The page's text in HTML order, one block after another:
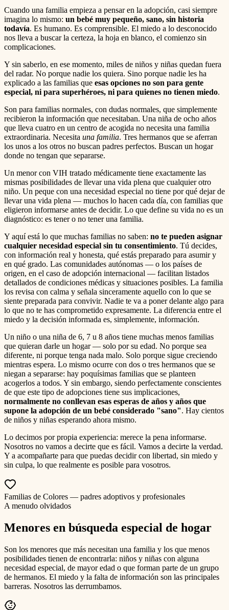
Cuando una familia empieza a pensar en la adopción, casi siempre
imagina lo mismo: un bebé muy pequeño, sano, sin historia
todavía. Es humano. Es comprensible. El miedo a lo desconocido
nos lleva a buscar la certeza, la hoja en blanco, el comienzo sin
complicaciones.
Y sin saberlo, en ese momento, miles de niños y niñas quedan fuera
del radar. No porque nadie los quiera. Sino porque nadie les ha
explicado a las familias que esas opciones no son para gente
especial, ni para superhéroes, ni para quienes no tienen miedo.
Son para familias normales, con dudas normales, que simplemente
recibieron la información que necesitaban. Una niña de ocho años
que lleva cuatro en un centro de acogida no necesita una familia
extraordinaria. Necesita una familia. Tres hermanos que se aferran
los unos a los otros no buscan padres perfectos. Buscan un hogar
donde no tengan que separarse.
Un menor con VIH tratado médicamente tiene exactamente las
mismas posibilidades de llevar una vida plena que cualquier otro
niño. Un peque con una necesidad especial no tiene por qué dejar de
llevar una vida plena — muchos lo hacen cada día, con familias que
eligieron informarse antes de decidir. Lo que define su vida no es un
diagnóstico: es tener o no tener una familia.
Y aquí está lo que muchas familias no saben: no te pueden asignar
cualquier necesidad especial sin tu consentimiento. Tú decides,
con información real y honesta, qué estás preparado para asumir y
en qué grado. Las comunidades autónomas — o los países de
origen, en el caso de adopción internacional — facilitan listados
detallados de condiciones médicas y situaciones posibles. La familia
los revisa con calma y señala sinceramente aquello con lo que se
siente preparada para convivir. Nadie te va a poner delante algo para
lo que no te has comprometido expresamente. La diferencia entre el
miedo y la decisión informada es, simplemente, información.
Un niño o una niña de 6, 7 u 8 años tiene muchas menos familias
que quieran darle un hogar — solo por su edad. No porque sea
diferente, ni porque tenga nada malo. Solo porque sigue creciendo
mientras espera. Lo mismo ocurre con dos o tres hermanos que se
niegan a separarse: hay poquísimas familias que se planteen
acogerlos a todos. Y sin embargo, siendo perfectamente conscientes
de que este tipo de adopciones tiene sus implicaciones,
normalmente no conllevan esas esperas de años y años que
supone la adopción de un bebé considerado "sano". Hay cientos
de niños y niñas esperando ahora mismo.
Lo decimos por propia experiencia: merece la pena informarse.
Nosotros no vamos a decirte que es fácil. Vamos a decirte la verdad.
Y a acompañarte para que puedas decidir con libertad, sin miedo y
sin culpa, lo que realmente es posible para vosotros.
Familias de Colores — padres adoptivos y profesionales
A menudo olvidados
Menores en búsqueda especial de hogar
Son los menores que más necesitan una familia y los que menos
posibilidades tienen de encontrarla: niños y niñas con alguna
necesidad especial, de mayor edad o que forman parte de un grupo
de hermanos. El miedo y la falta de información son las principales
barreras. Nosotros las derrumbamos.